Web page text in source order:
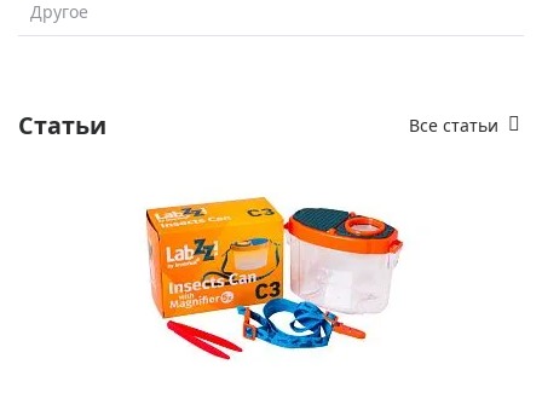
Другое
Статьи Все статьи